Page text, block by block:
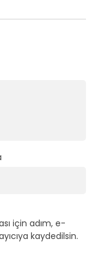
için adım, e-
kaydedilsin.